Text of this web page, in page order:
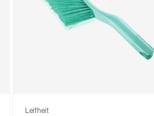
Leifheit